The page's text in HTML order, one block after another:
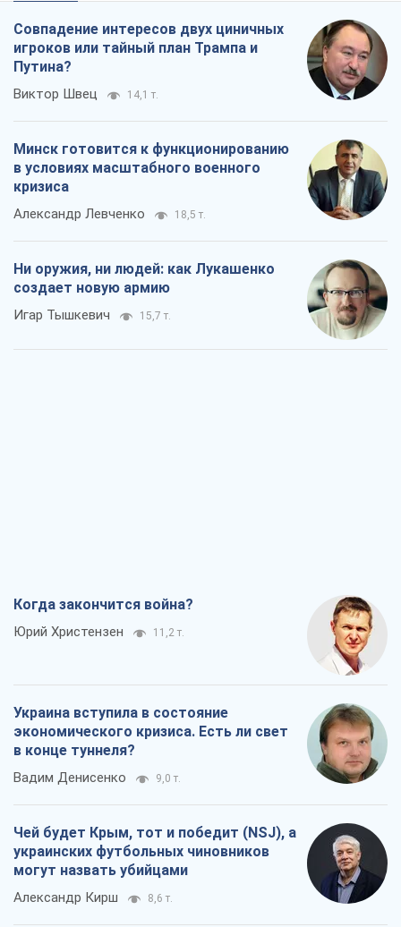
Совпадение интересов двух циничных
игроков или тайный план Трампа и
Путина?
Виктор Швец 14,1 т.
Минск готовится к функционированию
в условиях масштабного военного
кризиса
Александр Левченко 18,5 т.
Ни оружия, ни людей: как Лукашенко
создает новую армию
Игар Тышкевич 15,7 т.
Когда закончится война?
Юрий Христензен 11,2 т.
Украина вступила в состояние
экономического кризиса. Есть ли свет
в конце туннеля?
Вадим Денисенко 9,0 т.
Чей будет Крым, тот и победит (NSJ), а
украинских футбольных чиновников
могут назвать убийцами
Александр Кирш 8,6 т.